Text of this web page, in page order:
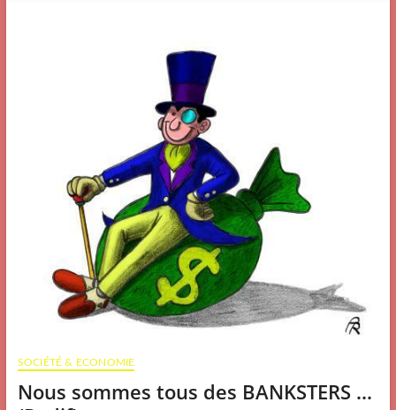
SOCIÉTÉ & ECONOMIE
Nous sommes tous des BANKSTERS …